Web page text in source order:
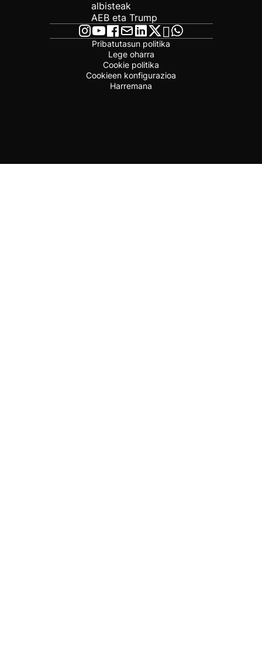
albisteak
AEB eta Trump
Pribatutasun politika
Lege oharra
Cookie politika
Cookieen konfigurazioa
Harremana